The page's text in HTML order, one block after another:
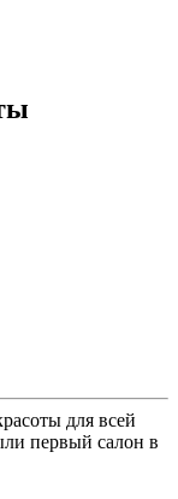
для всей
первый салон в